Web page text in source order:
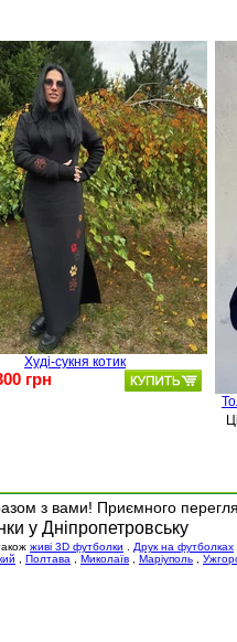
Худі-сукня котик
грн
з вами! Приємного
у Дніпропетровську
живі 3D футболки Друк на футболках
Полтава Миколаїв Маріуполь